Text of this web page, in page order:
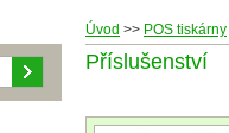
Úvod >> POS tiskárny
Příslušenství